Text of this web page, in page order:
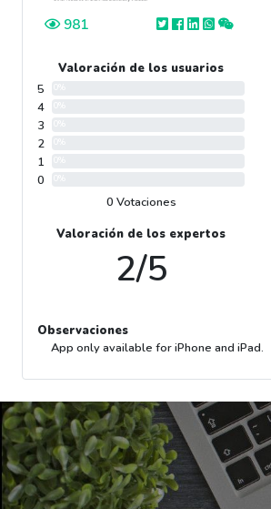
981
Valoración de los usuarios
5
4
3
2
1
0
0 Votaciones
Valoración de los expertos
2/5
Observaciones
App only available for iPhone and iPad.